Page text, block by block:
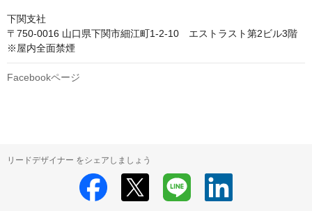
下関支社
〒750-0016 山口県下関市細江町1-2-10　エストラスト第2ビル3階
※屋内全面禁煙
Facebookページ
リードデザイナー をシェアしましょう